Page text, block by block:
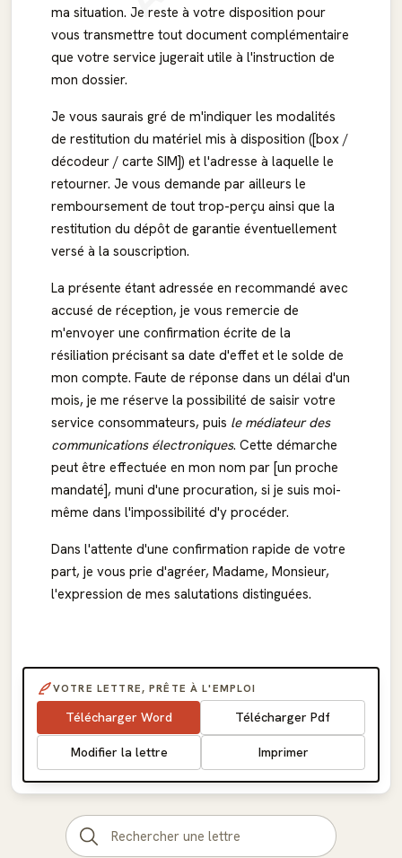
ma situation. Je reste à votre disposition pour
vous transmettre tout document complémentaire
que votre service jugerait utile à l'instruction de
mon dossier.
Je vous saurais gré de m'indiquer les modalités
de restitution du matériel mis à disposition ([box /
décodeur / carte SIM]) et l'adresse à laquelle le
retourner. Je vous demande par ailleurs le
remboursement de tout trop-perçu ainsi que la
restitution du dépôt de garantie éventuellement
versé à la souscription.
La présente étant adressée en recommandé avec
accusé de réception, je vous remercie de
m'envoyer une confirmation écrite de la
résiliation précisant sa date d'effet et le solde de
mon compte. Faute de réponse dans un délai d'un
mois, je me réserve la possibilité de saisir votre
service consommateurs, puis le médiateur des
communications électroniques. Cette démarche
peut être effectuée en mon nom par [un proche
mandaté], muni d'une procuration, si je suis moi-
même dans l'impossibilité d'y procéder.
Dans l'attente d'une confirmation rapide de votre
part, je vous prie d'agréer, Madame, Monsieur,
l'expression de mes salutations distinguées.
VOTRE LETTRE, PRÊTE À L'EMPLOI
Télécharger Word Télécharger Pdf
Modifier la lettre Imprimer